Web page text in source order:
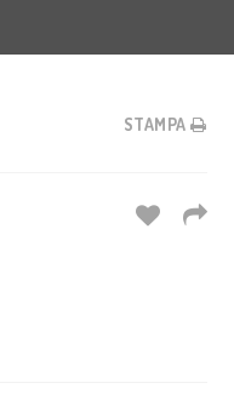
STAMPA